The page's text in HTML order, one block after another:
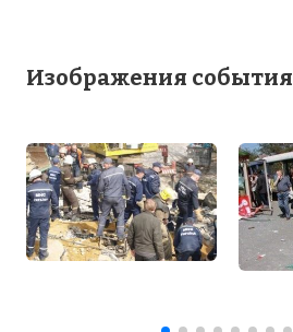
Изображения события